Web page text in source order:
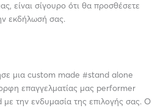
είναι σίγουρο ότι θα προσθέσετε
εκδήλωσή σας.
μια custom made #stand alone
επαγγελματίας μας performer
με την ενδυμασία της επιλογής σας. Ο